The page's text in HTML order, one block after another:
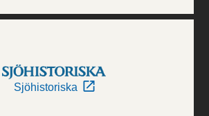
Sjöhistoriska